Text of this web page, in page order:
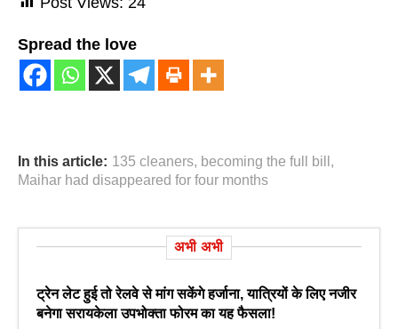
Spread the love
In this article: 135 cleaners, becoming the full bill ,
Maihar had disappeared for four months
अभी अभी
ट्रेन लेट हुई तो रेलवे से मांग सकेंगे हर्जाना, यात्रियों के लिए नजीर
बनेगा सरायकेला उपभोक्ता फोरम का यह फैसला!